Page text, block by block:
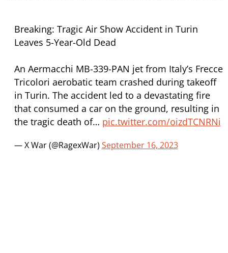
Breaking: Tragic Air Show Accident in Turin
Leaves 5-Year-Old Dead
An Aermacchi MB-339-PAN jet from Italy’s Frecce
Tricolori aerobatic team crashed during takeoff
in Turin. The accident led to a devastating fire
that consumed a car on the ground, resulting in
the tragic death of… pic.twitter.com/oizdTCNRNi
— X War (@RagexWar) September 16, 2023